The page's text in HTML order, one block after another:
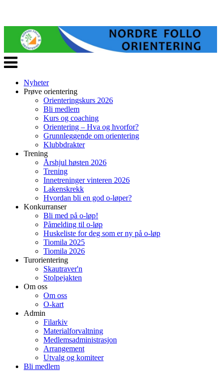
Veksle
navigasjon
Nyheter
Prøve orientering
Orienteringskurs 2026
Bli medlem
Kurs og coaching
Orientering – Hva og hvorfor?
Grunnleggende om orientering
Klubbdrakter
Trening
Årshjul høsten 2026
Trening
Innetreninger vinteren 2026
Lakenskrekk
Hvordan bli en god o-løper?
Konkurranser
Bli med på o-løp!
Påmelding til o-løp
Huskeliste for deg som er ny på o-løp
Tiomila 2025
Tiomila 2026
Turorientering
Skautraver'n
Stolpejakten
Om oss
Om oss
O-kart
Admin
Filarkiv
Materialforvaltning
Medlemsadministrasjon
Arrangement
Utvalg og komiteer
Bli medlem